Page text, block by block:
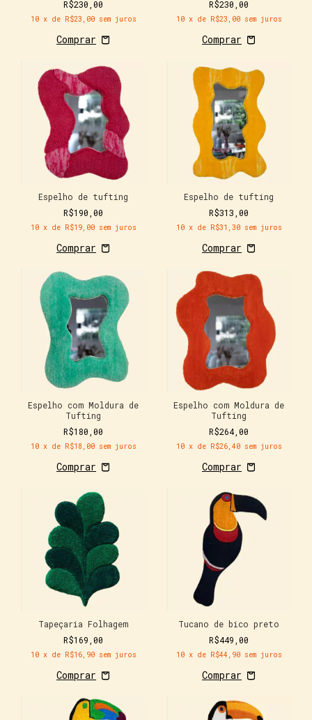
R$230,00
10 x de R$23,00 sem juros
R$230,00
10 x de R$23,00 sem juros
Espelho de tufting
R$190,00
10 x de R$19,00 sem juros
Espelho de tufting
R$313,00
10 x de R$31,30 sem juros
Espelho com Moldura de
Tufting
R$180,00
10 x de R$18,00 sem juros
Espelho com Moldura de
Tufting
R$264,00
10 x de R$26,40 sem juros
Tapeçaria Folhagem
R$169,00
10 x de R$16,90 sem juros
Tucano de bico preto
R$449,00
10 x de R$44,90 sem juros